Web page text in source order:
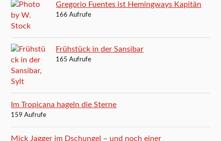
Gregorio Fuentes ist Hemingways Kapitän
166 Aufrufe
Frühstück in der Sansibar
165 Aufrufe
Im Tropicana hageln die Sterne
159 Aufrufe
Mick Jagger im Dschungel – und noch einer